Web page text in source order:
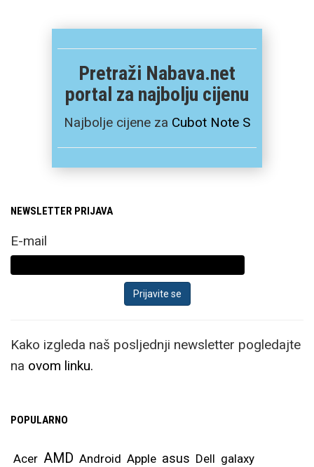
Pretraži Nabava.net
portal za najbolju cijenu
Najbolje cijene za Cubot Note S
NEWSLETTER PRIJAVA
E-mail
Kako izgleda naš posljednji newsletter pogledajte
na ovom linku.
POPULARNO
Acer AMD Android Apple asus Dell galaxy